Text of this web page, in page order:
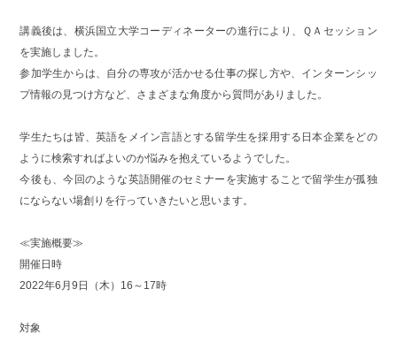
講義後は、横浜国立大学コーディネーターの進行により、ＱＡセッション
を実施しました。
参加学生からは、自分の専攻が活かせる仕事の探し方や、インターンシッ
プ情報の見つけ方など、さまざまな角度から質問がありました。
学生たちは皆、英語をメイン言語とする留学生を採用する日本企業をどの
ように検索すればよいのか悩みを抱えているようでした。
今後も、今回のような英語開催のセミナーを実施することで留学生が孤独
にならない場創りを行っていきたいと思います。
≪実施概要≫
開催日時
2022年6月9日（木）16～17時
対象